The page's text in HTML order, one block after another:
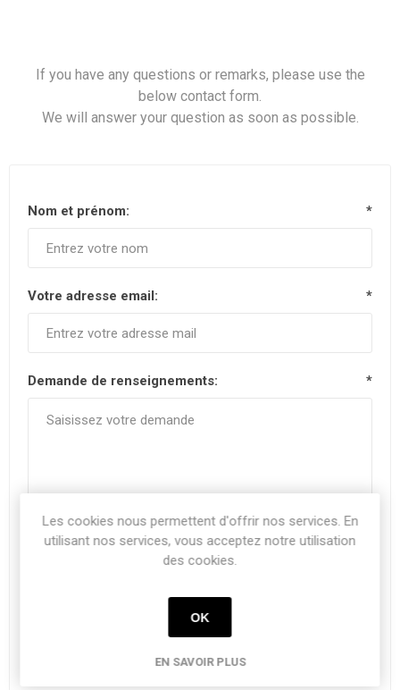
If you have any questions or remarks, please use the
below contact form.
We will answer your question as soon as possible.
Nom et prénom: *
Votre adresse email: *
Demande de renseignements: *
Les cookies nous permettent d'offrir nos services. En
utilisant nos services, vous acceptez notre utilisation
des cookies.
OK
EN SAVOIR PLUS